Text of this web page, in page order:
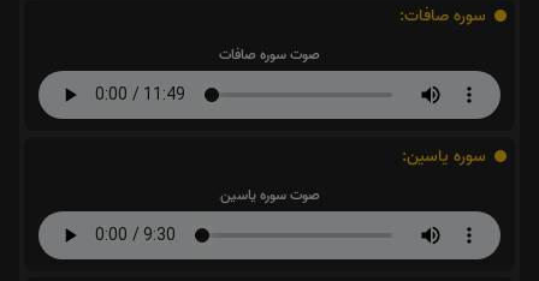
سوره صافات:
صوت سوره صافات
سوره یاسین:
صوت سوره یاسین